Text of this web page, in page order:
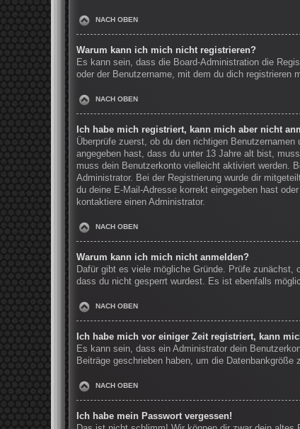
NACH OBEN
Warum kann ich mich nicht registrieren?
Es kann sein, dass die Board-Administration die
oder der Benutzername, mit dem du dich registrieren
NACH OBEN
Ich habe mich registriert, kann mich aber nicht
Überprüfe zuerst, ob du den richtigen
angegeben hast, dass du unter 13 Jahre alt bist,
muss dein Benutzerkonto vielleicht aktiviert werden.
Administrator. Bei der Registrierung wurde dir
du deine E-Mail-Adresse korrekt eingegeben hast
kontaktiere einen Administrator.
NACH OBEN
Warum kann ich mich nicht anmelden?
Dafür gibt es viele mögliche Gründe. Prüfe
dass du nicht gesperrt wurdest. Es ist ebenfalls
NACH OBEN
Ich habe mich vor einiger Zeit registriert, kann
Es kann sein, dass ein Administrator dein
Beiträge geschrieben haben, um die
NACH OBEN
Ich habe mein Passwort vergessen!